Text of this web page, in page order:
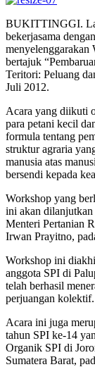
BUKITTINGGI. La
bekerjasama
menyelenggarakan
bertajuk
Teritori: Peluang
Juli 2012.
Acara yang diikuti
para petani kecil
formula tentang
struktur agraria
manusia atas
bersendi kepada
Workshop yang
ini akan dilanjutkan
Menteri Pertanian
Irwan Prayitno,
Workshop ini
anggota SPI di
telah berhasil
perjuangan kolektif.
Acara ini juga
tahun SPI ke-14
Organik SPI di
Sumatera Barat,